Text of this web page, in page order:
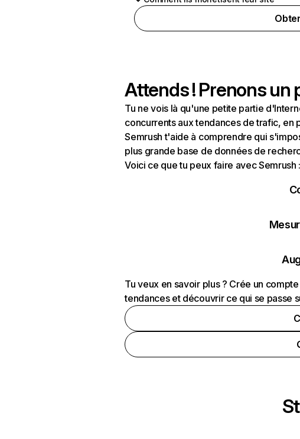
Attends ! Prenons un
Tu ne vois là qu'une petite partie
concurrents aux tendances de trafic, en
Semrush t'aide à comprendre qui
plus grande base de données de
Voici ce que tu peux faire avec Semrush
Tu veux en savoir plus ? Crée un
tendances et découvrir ce qui se passe